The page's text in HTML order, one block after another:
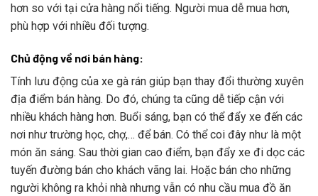
hơn so với tại cửa hàng nổi tiếng. Người mua dễ mua hơn,
phù hợp với nhiều đối tượng.
Chủ động về nơi bán hàng:
Tính lưu động của xe gà rán giúp bạn thay đổi thường xuyên
địa điểm bán hàng. Do đó, chúng ta cũng dễ tiếp cận với
nhiều khách hàng hơn. Buổi sáng, bạn có thể đẩy xe đến các
nơi như trường học, chợ,… để bán. Có thể coi đây như là một
món ăn sáng. Sau thời gian cao điểm, bạn đẩy xe đi dọc các
tuyến đường bán cho khách vãng lai. Hoặc bán cho những
người không ra khỏi nhà nhưng vẫn có nhu cầu mua đồ ăn